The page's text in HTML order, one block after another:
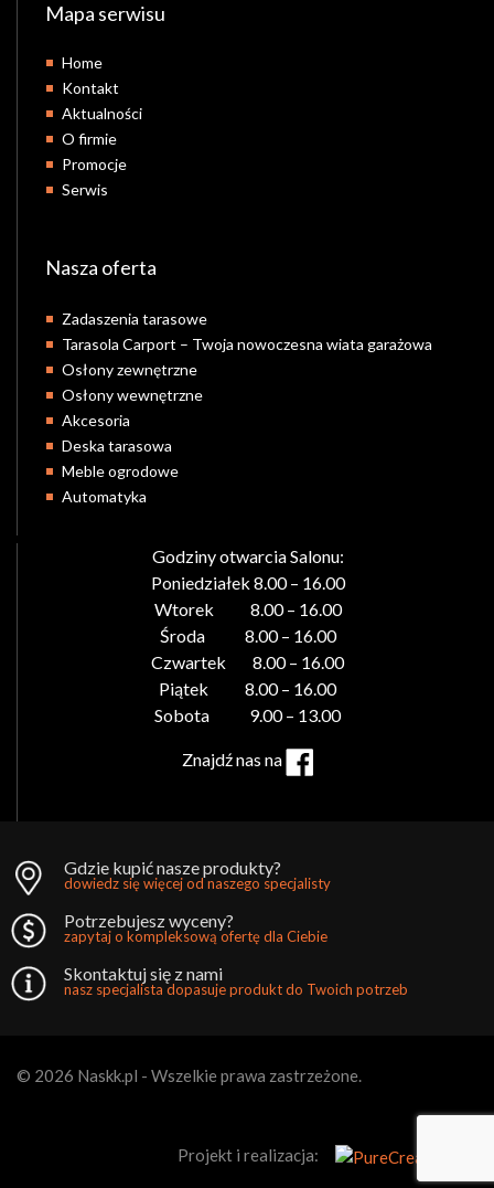
Mapa serwisu
Home
Kontakt
Aktualności
O firmie
Promocje
Serwis
Nasza oferta
Zadaszenia tarasowe
Tarasola Carport – Twoja nowoczesna wiata garażowa
Osłony zewnętrzne
Osłony wewnętrzne
Akcesoria
Deska tarasowa
Meble ogrodowe
Automatyka
Godziny otwarcia Salonu:
Poniedziałek 8.00 – 16.00
Wtorek 8.00 – 16.00
Środa 8.00 – 16.00
Czwartek 8.00 – 16.00
Piątek 8.00 – 16.00
Sobota 9.00 – 13.00
Znajdź nas na
Gdzie kupić nasze produkty?
dowiedz się więcej od naszego specjalisty
Potrzebujesz wyceny?
zapytaj o kompleksową ofertę dla Ciebie
Skontaktuj się z nami
nasz specjalista dopasuje produkt do Twoich potrzeb
© 2026 Naskk.pl - Wszelkie prawa zastrzeżone.
Projekt i realizacja: